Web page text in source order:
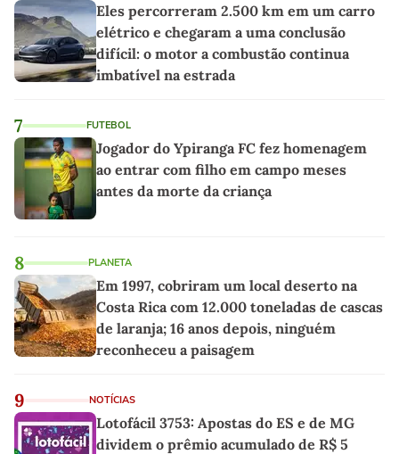
Eles percorreram 2.500 km em um carro
elétrico e chegaram a uma conclusão
difícil: o motor a combustão continua
imbatível na estrada
7 FUTEBOL
Jogador do Ypiranga FC fez homenagem
ao entrar com filho em campo meses
antes da morte da criança
8 PLANETA
Em 1997, cobriram um local deserto na
Costa Rica com 12.000 toneladas de cascas
de laranja; 16 anos depois, ninguém
reconheceu a paisagem
9 NOTÍCIAS
Lotofácil 3753: Apostas do ES e de MG
dividem o prêmio acumulado de R$ 5